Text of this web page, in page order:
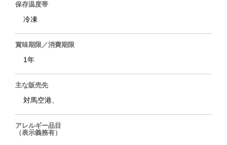
保存温度帯
冷凍
賞味期限／消費期限
1年
主な販売先
対馬空港、
アレルギー品目
（表示義務有）